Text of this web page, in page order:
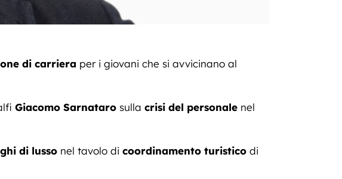
di carriera per i giovani che si avvicinano al
Giacomo Sarnataro sulla crisi del personale nel
di lusso nel tavolo di coordinamento turistico di